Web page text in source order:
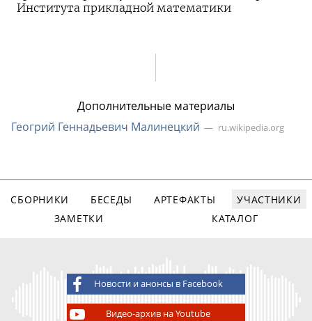
Института прикладной математики
Дополнительные материалы
Геогрий Геннадьевич Малинецкий
ru.wikipedia.org
СБОРНИКИ БЕСЕДЫ АРТЕФАКТЫ
УЧАСТНИКИ
ЗАМЕТКИ
КАТАЛОГ
Новости и анонсы в Facebook
Видео-архив на Youtube